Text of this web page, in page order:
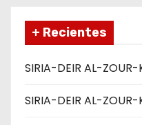
+ Recientes
SIRIA-DEIR AL-
SIRIA-DEIR AL-